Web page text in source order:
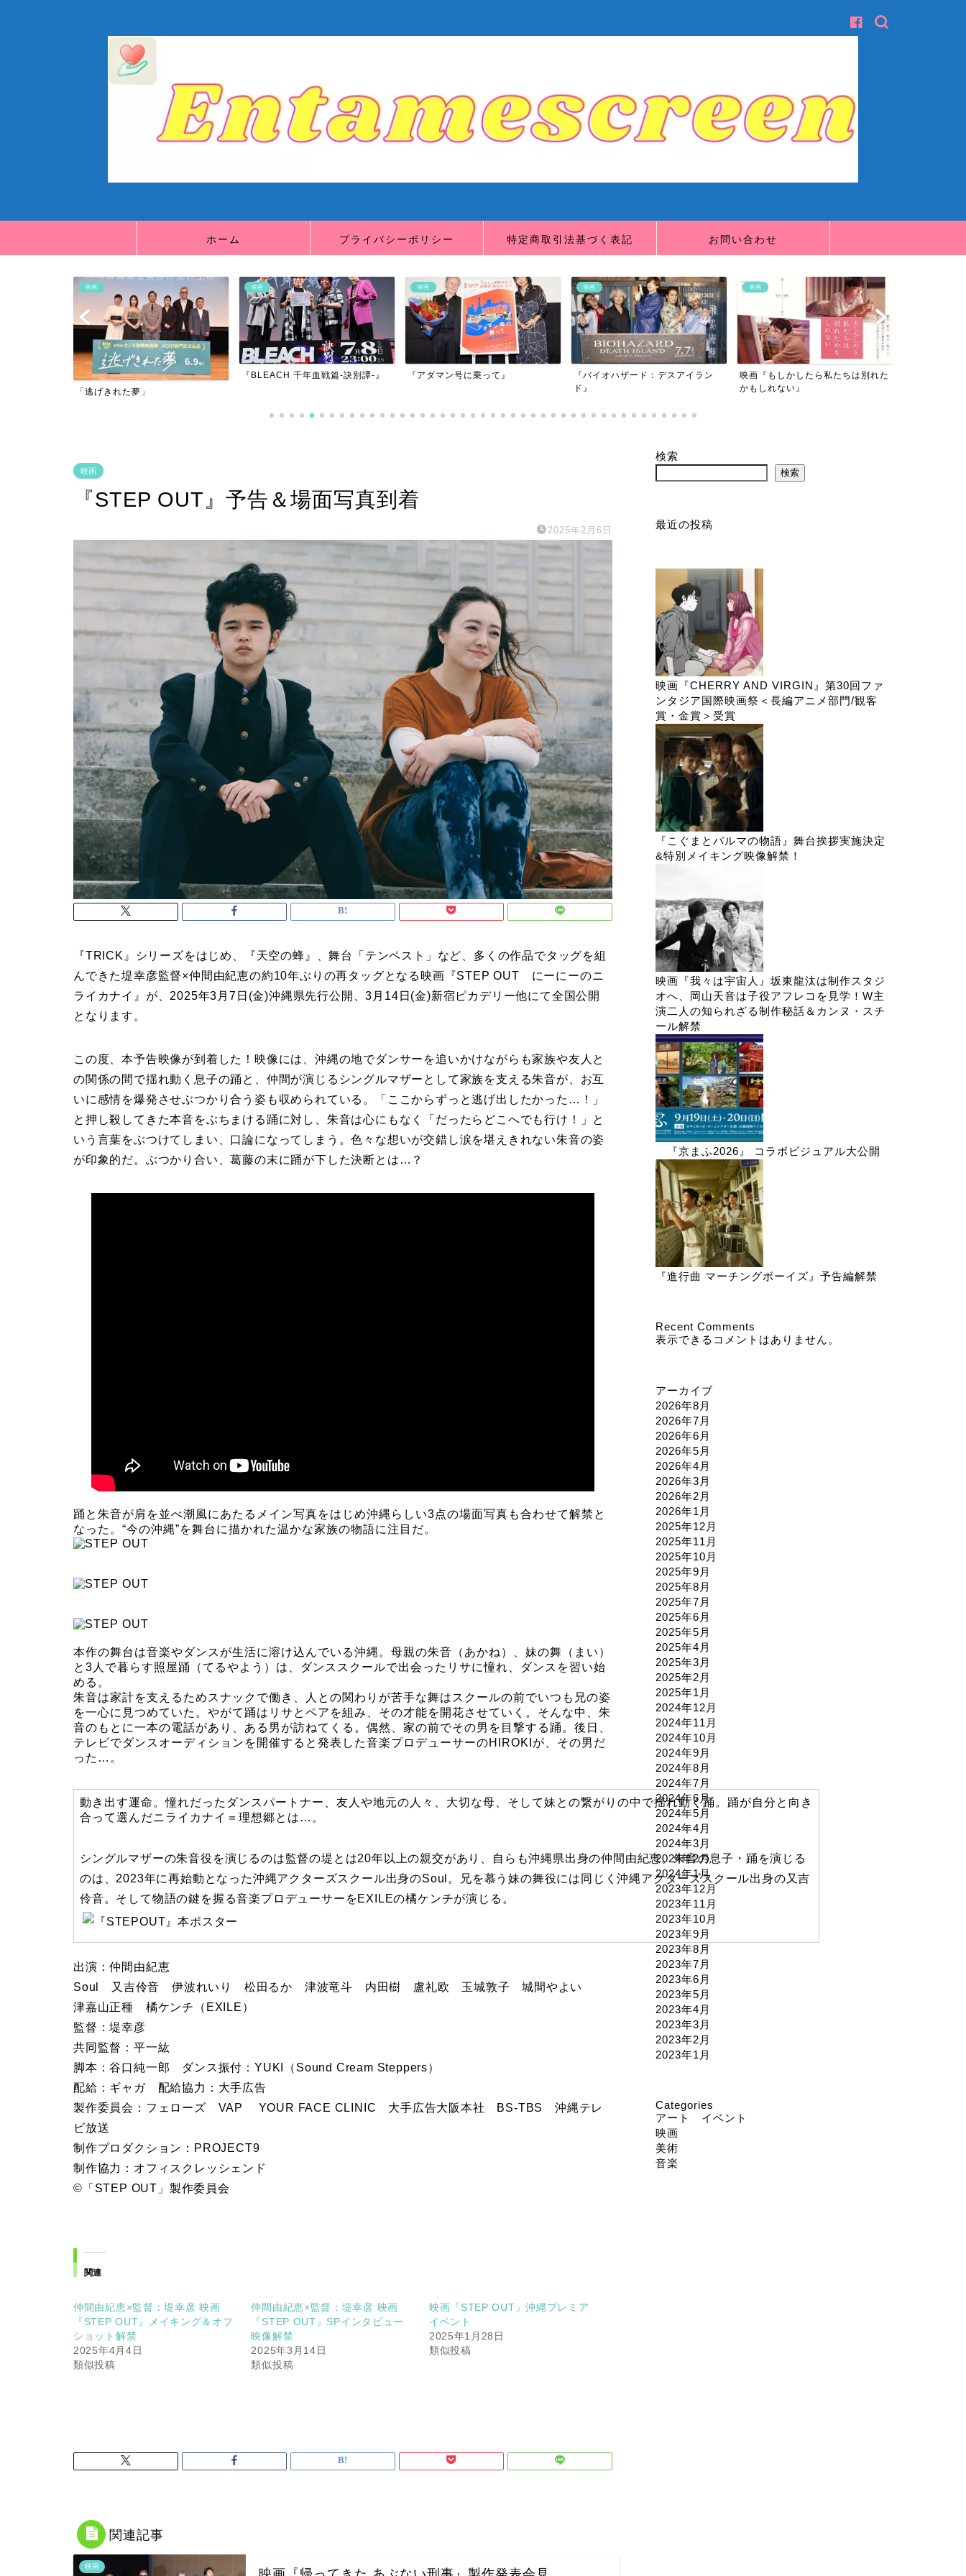
ホーム プライバシーポリシー 特定商取引法基づく表記 お問い合わせ
映画
『BLEACH 千年血戦篇-訣別譚-』
映画
『アダマン号に乗って』
映画
『バイオハザード：デスアイラン
映画
映画『もしかしたら私たちは別れた
かもしれない』
映画
『劇場版 美しい彼～eternal～』
映画
『STEP OUT』予告＆場面写真到着
2025年2月6日
『TRICK』シリーズをはじめ、『天空の蜂』、舞台「テンペスト」など、多くの作品でタッグを組
んできた堤幸彦監督×仲間由紀恵の約10年ぶりの再タッグとなる映画『STEP OUT にーにーのニ
ライカナイ』が、2025年3月7日(金)沖縄県先行公開、3月14日(金)新宿ピカデリー他にて全国公開
となります。
この度、本予告映像が到着した！映像には、沖縄の地でダンサーを追いかけながらも家族や友人と
の関係の間で揺れ動く息子の踊と、仲間が演じるシングルマザーとして家族を支える朱音が、お互
いに感情を爆発させぶつかり合う姿も収められている。「ここからずっと逃げ出したかった…！」
と押し殺してきた本音をぶちまける踊に対し、朱音は心にもなく「だったらどこへでも行け！」と
いう言葉をぶつけてしまい、口論になってしまう。色々な想いが交錯し涙を堪えきれない朱音の姿
が印象的だ。ぶつかり合い、葛藤の末に踊が下した決断とは…？
踊と朱音が肩を並べ潮風にあたるメイン写真をはじめ沖縄らしい3点の場面写真も合わせて解禁と
なった。“今の沖縄”を舞台に描かれた温かな家族の物語に注目だ。
本作の舞台は音楽やダンスが生活に溶け込んでいる沖縄。母親の朱音（あかね）、妹の舞（まい）
と3人で暮らす照屋踊（てるやよう）は、ダンススクールで出会ったリサに憧れ、ダンスを習い始
める。
朱音は家計を支えるためスナックで働き、人との関わりが苦手な舞はスクールの前でいつも兄の姿
を一心に見つめていた。やがて踊はリサとペアを組み、その才能を開花させていく。そんな中、朱
音のもとに一本の電話があり、ある男が訪ねてくる。偶然、家の前でその男を目撃する踊。後日、
テレビでダンスオーディションを開催すると発表した音楽プロデューサーのHIROKIが、その男だ
った…。
動き出す運命。憧れだったダンスパートナー、友人や地元の人々、大切な母、そして妹との繋がりの中で揺れ動く踊。踊が自分と向き
合って選んだニライカナイ＝理想郷とは…。
シングルマザーの朱音役を演じるのは監督の堤とは20年以上の親交があり、自らも沖縄県出身の仲間由紀恵。朱音の息子・踊を演じる
のは、2023年に再始動となった沖縄アクターズスクール出身のSoul。兄を慕う妹の舞役には同じく沖縄アクターズスクール出身の又吉
伶音。そして物語の鍵を握る音楽プロデューサーをEXILEの橘ケンチが演じる。
出演：仲間由紀恵
Soul 又吉伶音 伊波れいり 松田るか 津波竜斗 内田樹 盧礼欧 玉城敦子 城間やよい
津嘉山正種 橘ケンチ（EXILE）
監督：堤幸彦
共同監督：平一紘
脚本：谷口純一郎 ダンス振付：YUKI（Sound Cream Steppers）
配給：ギャガ 配給協力：大手広告
製作委員会：フェローズ VAP YOUR FACE CLINIC 大手広告大阪本社 BS-TBS 沖縄テレ
ビ放送
制作プロダクション：PROJECT9
制作協力：オフィスクレッシェンド
©「STEP OUT」製作委員会
関連
仲間由紀恵×監督：堤幸彦 映画
『STEP OUT』メイキング＆オフ
ショット解禁
2025年4月4日
類似投稿
仲間由紀恵×監督：堤幸彦 映画
『STEP OUT』SPインタビュー
映像解禁
2025年3月14日
類似投稿
映画『STEP OUT』沖縄プレミア
イベント
2025年1月28日
類似投稿
関連記事
映画
検索
検索
最近の投稿
映画『CHERRY AND VIRGIN』第30回ファ
ンタジア国際映画祭＜長編アニメ部門/観客
賞・金賞＞受賞
『こぐまとパルマの物語』舞台挨拶実施決定
&特別メイキング映像解禁！
映画『我々は宇宙人』坂東龍汰は制作スタジ
オへ、岡山天音は子役アフレコを見学！W主
演二人の知られざる制作秘話＆カンヌ・スチ
ール解禁
『京まふ2026』 コラボビジュアル大公開
『進行曲 マーチングボーイズ』予告編解禁
Recent Comments
表示できるコメントはありません。
アーカイブ
2026年8月
2026年7月
2026年6月
2026年5月
2026年4月
2026年3月
2026年2月
2026年1月
2025年12月
2025年11月
2025年10月
2025年9月
2025年8月
2025年7月
2025年6月
2025年5月
2025年4月
2025年3月
2025年2月
2025年1月
2024年12月
2024年11月
2024年10月
2024年9月
2024年8月
2024年7月
2024年6月
2024年5月
2024年4月
2024年3月
2024年2月
2024年1月
2023年12月
2023年11月
2023年10月
2023年9月
2023年8月
2023年7月
2023年6月
2023年5月
2023年4月
2023年3月
2023年2月
2023年1月
Categories
アート イベント
映画
美術
音楽